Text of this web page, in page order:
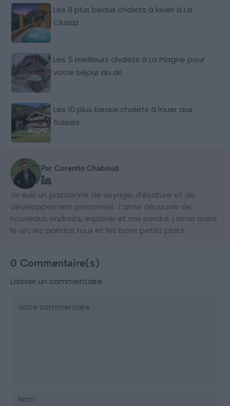
Les 9 plus beaux chalets à louer à La
Clusaz
Les 5 meilleurs chalets à La Plagne pour
votre séjour au ski
Les 10 plus beaux chalets à louer aux
Saisies
Par Corentin Chaboud
Je suis un passionné de voyage, d’écriture et de
développement personnel. J’aime découvrir de
nouveaux endroits, explorer et me perdre, j'aime aussi
le vin, les pandas roux et les bons petits plats.
0 Commentaire(s)
Laisser un commentaire